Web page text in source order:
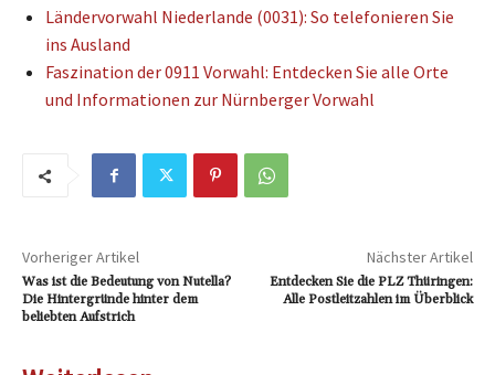
Ländervorwahl Niederlande (0031): So telefonieren Sie
ins Ausland
Faszination der 0911 Vorwahl: Entdecken Sie alle Orte
und Informationen zur Nürnberger Vorwahl
Vorheriger Artikel
Was ist die Bedeutung von Nutella?
Die Hintergründe hinter dem
beliebten Aufstrich
Nächster Artikel
Entdecken Sie die PLZ Thüringen:
Alle Postleitzahlen im Überblick